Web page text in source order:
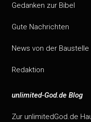
Gedanken zur Bibel
Gute Nachrichten
News von der Baustelle
Redaktion
unlimited-God.de Blog
Zur unlimitedGod.de